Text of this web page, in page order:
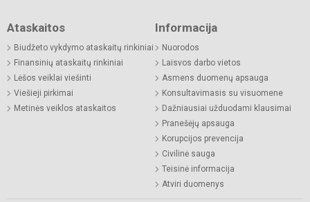
Ataskaitos
Biudžeto vykdymo ataskaitų rinkiniai
Finansinių ataskaitų rinkiniai
Lėšos veiklai viešinti
Viešieji pirkimai
Metinės veiklos ataskaitos
Informacija
Nuorodos
Laisvos darbo vietos
Asmens duomenų apsauga
Konsultavimasis su visuomene
Dažniausiai užduodami klausimai
Pranešėjų apsauga
Korupcijos prevencija
Civilinė sauga
Teisinė informacija
Atviri duomenys